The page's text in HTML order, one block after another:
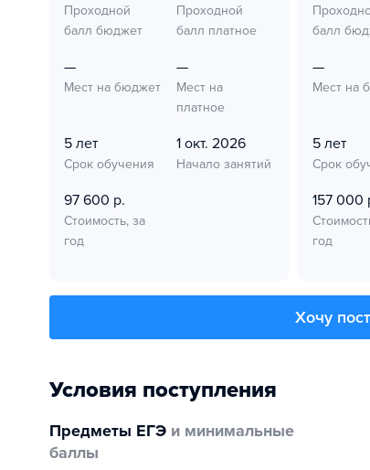
Проходной
балл бюджет
Проходной
балл платное
—
Мест на бюджет
—
Мест на
платное
5 лет
Срок обучения
1 окт. 2026
Начало занятий
97 600 р.
Стоимость, за
год
балл
—
Мест на
5 лет
Срок
157 000
год
Хочу
Условия поступления
Предметы ЕГЭ и минимальные
баллы